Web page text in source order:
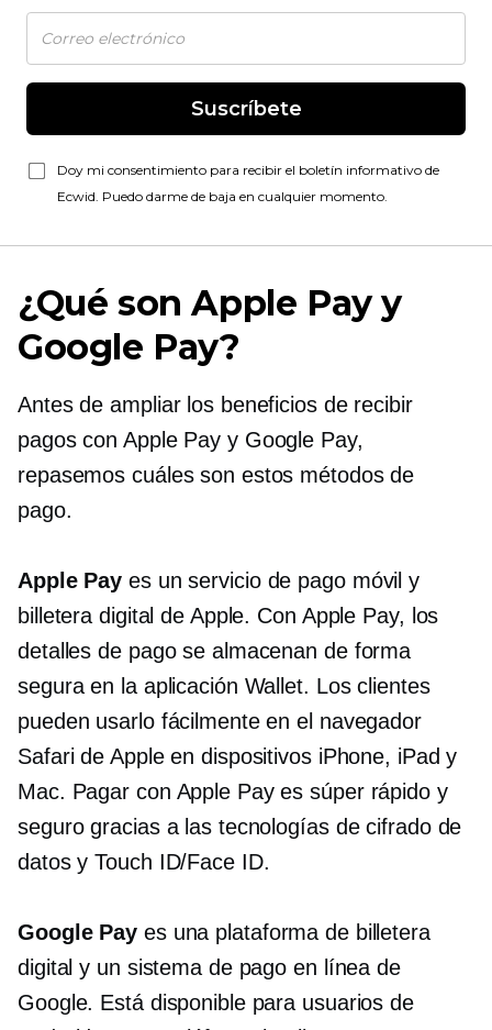
Suscríbete
Doy mi consentimiento para recibir el boletín informativo de
Ecwid. Puedo darme de baja en cualquier momento.
¿Qué son Apple Pay y
Google Pay?
Antes de ampliar los beneficios de recibir
pagos con Apple Pay y Google Pay,
repasemos cuáles son estos métodos de
pago.
Apple Pay es un servicio de pago móvil y
billetera digital de Apple. Con Apple Pay, los
detalles de pago se almacenan de forma
segura en la aplicación Wallet. Los clientes
pueden usarlo fácilmente en el navegador
Safari de Apple en dispositivos iPhone, iPad y
Mac. Pagar con Apple Pay es súper rápido y
seguro gracias a las tecnologías de cifrado de
datos y Touch ID/Face ID.
Google Pay es una plataforma de billetera
digital y un sistema de pago en línea de
Google. Está disponible para usuarios de